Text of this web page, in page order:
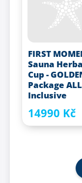
FIRST
Sauna
Cup -
Package ALL
Inclusive
14990 Kč